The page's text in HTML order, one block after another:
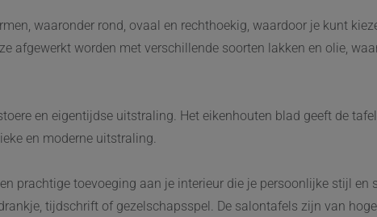
waaronder rond, ovaal en rechthoekig, waardoor je kunt
afgewerkt worden met verschillende soorten lakken en olie,
en eigentijdse uitstraling. Het eikenhouten blad geeft de
en moderne uitstraling.
prachtige toevoeging aan je interieur die je persoonlijke stijl en
tijdschrift of gezelschapsspel. De salontafels zijn van